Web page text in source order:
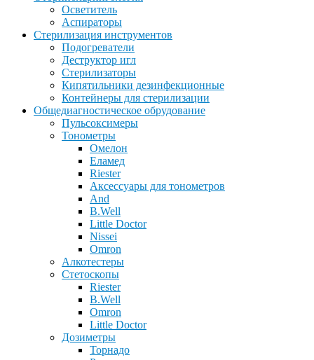
Осветитель
Аспираторы
Стерилизация инструментов
Подогреватели
Деструктор игл
Стерилизаторы
Кипятильники дезинфекционные
Контейнеры для стерилизации
Общедиагностическое обрудование
Пульсоксимеры
Тонометры
Омелон
Еламед
Riester
Аксессуары для тонометров
And
B.Well
Little Doctor
Nissei
Omron
Алкотестеры
Стетоскопы
Riester
B.Well
Omron
Little Doctor
Дозиметры
Торнадо